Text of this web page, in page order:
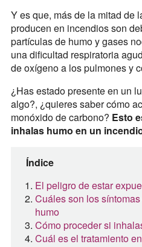
Y es que, más de la mitad de
producen en incendios son
partículas de humo y gases
una dificultad respiratoria
de oxígeno a los pulmones y
¿Has estado presente en un
algo?, ¿quieres saber cómo
monóxido de carbono? Esto
inhalas humo en un
Índice
El peligro de estar
Cuáles son los
humo
Cómo proceder si
Cuál es el tratamiento